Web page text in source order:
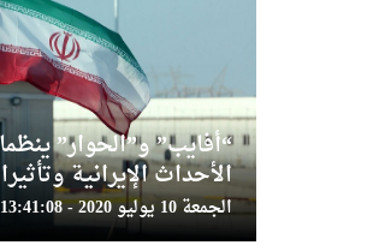
“أفايب” و”الحوار”
الأحداث الإيرانية
الجمعة 10 يوليو 2020 - 13:41:08